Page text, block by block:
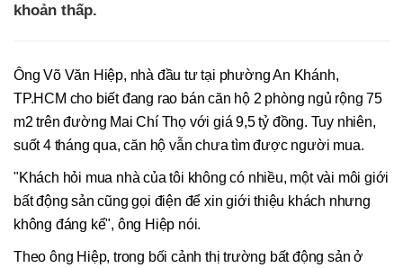
khoản thấp.
Ông Võ Văn Hiệp, nhà đầu tư tại phường An Khánh,
TP.HCM cho biết đang rao bán căn hộ 2 phòng ngủ rộng 75
m2 trên đường Mai Chí Thọ với giá 9,5 tỷ đồng. Tuy nhiên,
suốt 4 tháng qua, căn hộ vẫn chưa tìm được người mua.
"Khách hỏi mua nhà của tôi không có nhiều, một vài môi giới
bất động sản cũng gọi điện để xin giới thiệu khách nhưng
không đáng kể", ông Hiệp nói.
Theo ông Hiệp, trong bối cảnh thị trường bất động sản ở